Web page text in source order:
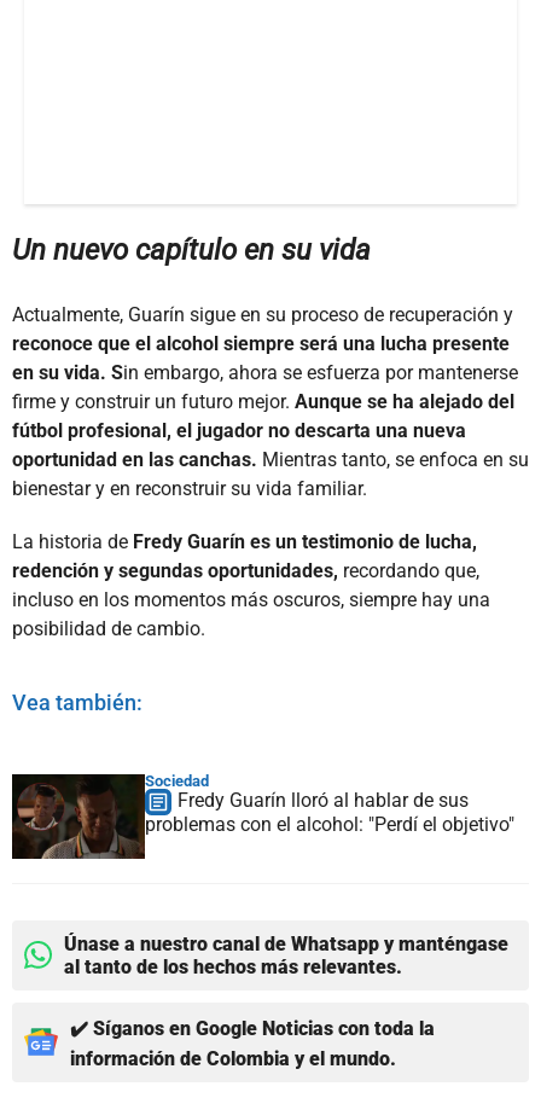
Un nuevo capítulo en su vida
Actualmente, Guarín sigue en su proceso de recuperación y
reconoce que el alcohol siempre será una lucha presente
en su vida. Sin embargo, ahora se esfuerza por mantenerse
firme y construir un futuro mejor. Aunque se ha alejado del
fútbol profesional, el jugador no descarta una nueva
oportunidad en las canchas. Mientras tanto, se enfoca en su
bienestar y en reconstruir su vida familiar.
La historia de Fredy Guarín es un testimonio de lucha,
redención y segundas oportunidades, recordando que,
incluso en los momentos más oscuros, siempre hay una
posibilidad de cambio.
Vea también:
Sociedad
Fredy Guarín lloró al hablar de sus
problemas con el alcohol: "Perdí el objetivo"
Únase a nuestro canal de Whatsapp y manténgase
al tanto de los hechos más relevantes.
✔️ Síganos en Google Noticias con toda la
información de Colombia y el mundo.